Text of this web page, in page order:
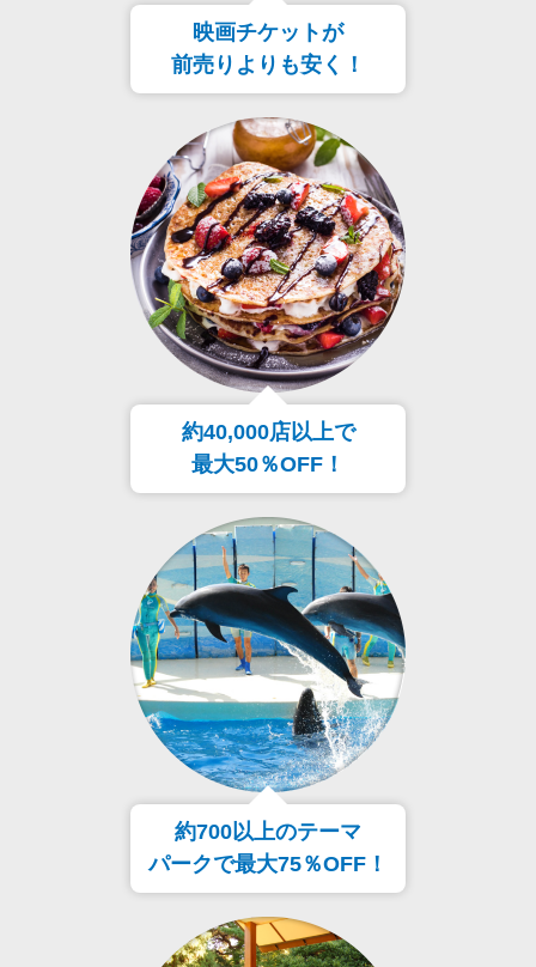
映画チケットが
前売りよりも安く！
約40,000店以上で
最大50％OFF！
約700以上のテーマ
パークで最大75％OFF！